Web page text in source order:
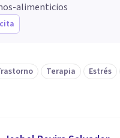
alimenticios
Terapia Estrés